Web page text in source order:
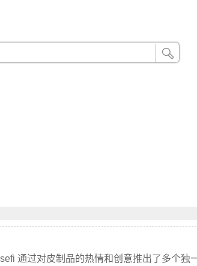
通过对皮制品的热情和创意推出了多个独